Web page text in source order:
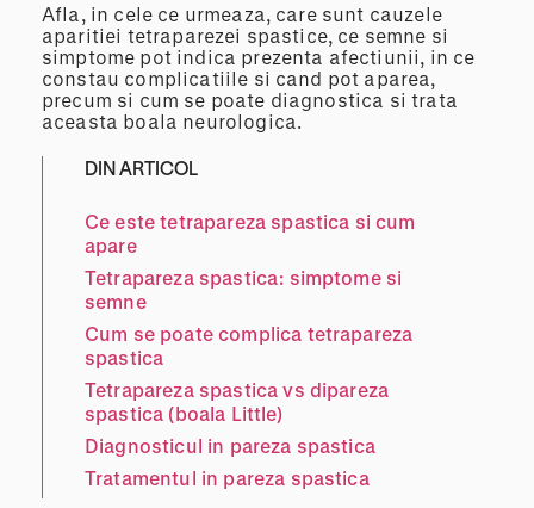
Afla, in cele ce urmeaza, care sunt cauzele
aparitiei tetraparezei spastice, ce semne si
simptome pot indica prezenta afectiunii, in ce
constau complicatiile si cand pot aparea,
precum si cum se poate diagnostica si trata
aceasta boala neurologica.
DIN ARTICOL
Ce este tetrapareza spastica si cum
apare
Tetrapareza spastica: simptome si
semne
Cum se poate complica tetrapareza
spastica
Tetrapareza spastica vs dipareza
spastica (boala Little)
Diagnosticul in pareza spastica
Tratamentul in pareza spastica